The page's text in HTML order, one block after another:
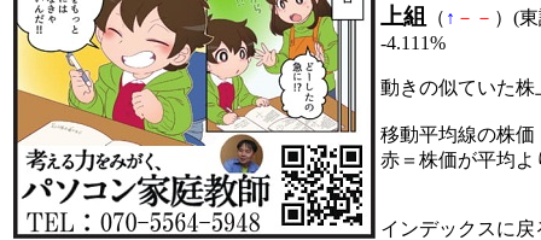
上組 （ ↑ － － ）(
-4.111%
動きの似ていた
移動平均線の株価
赤＝株価が平均
インデックスに戻